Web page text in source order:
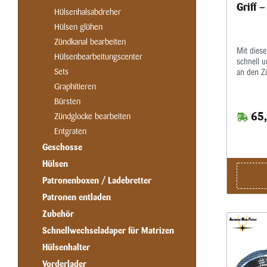
Hülsenhalsabdreher
Hülsen glühen
Zündkanal bearbeiten
Hülsenbearbeitungscenter
Sets
Graphitieren
Bürsten
Zündglocke bearbeiten
Entgraten
Geschosse
Hülsen
Patronenboxen / Ladebretter
Patronen entladen
Zubehör
Schnellwechseladaper für Matrizen
Hülsenhalter
Vorderlader
Griff
Mit
schnell
an den
grünen